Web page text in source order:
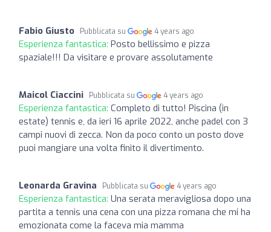
Fabio Giusto Pubblicata su 4 years ago
Esperienza fantastica: Posto bellissimo e pizza
spaziale!!! Da visitare e provare assolutamente
Maicol Ciaccini Pubblicata su 4 years ago
Esperienza fantastica: Completo di tutto! Piscina (in
estate) tennis e, da ieri 16 aprile 2022, anche padel con 3
campi nuovi di zecca. Non da poco conto un posto dove
puoi mangiare una volta finito il divertimento.
Leonarda Gravina Pubblicata su 4 years ago
Esperienza fantastica: Una serata meravigliosa dopo una
partita a tennis una cena con una pizza romana che mi ha
emozionata come la faceva mia mamma